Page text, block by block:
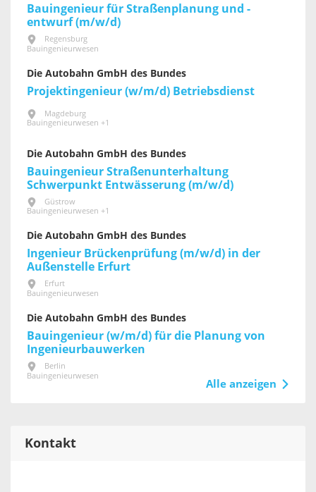
Bauingenieur für Straßenplanung und -
entwurf (m/w/d)
Regensburg
Bauingenieurwesen
Die Autobahn GmbH des Bundes
Projektingenieur (w/m/d) Betriebsdienst
Magdeburg
Bauingenieurwesen +1
Die Autobahn GmbH des Bundes
Bauingenieur Straßenunterhaltung
Schwerpunkt Entwässerung (m/w/d)
Güstrow
Bauingenieurwesen +1
Die Autobahn GmbH des Bundes
Ingenieur Brückenprüfung (m/w/d) in der
Außenstelle Erfurt
Erfurt
Bauingenieurwesen
Die Autobahn GmbH des Bundes
Bauingenieur (w/m/d) für die Planung von
Ingenieurbauwerken
Berlin
Bauingenieurwesen
Alle anzeigen
Kontakt